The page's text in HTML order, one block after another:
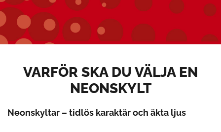
VARFÖR SKA DU VÄLJA EN
NEONSKYLT
Neonskyltar – tidlös karaktär och äkta ljus